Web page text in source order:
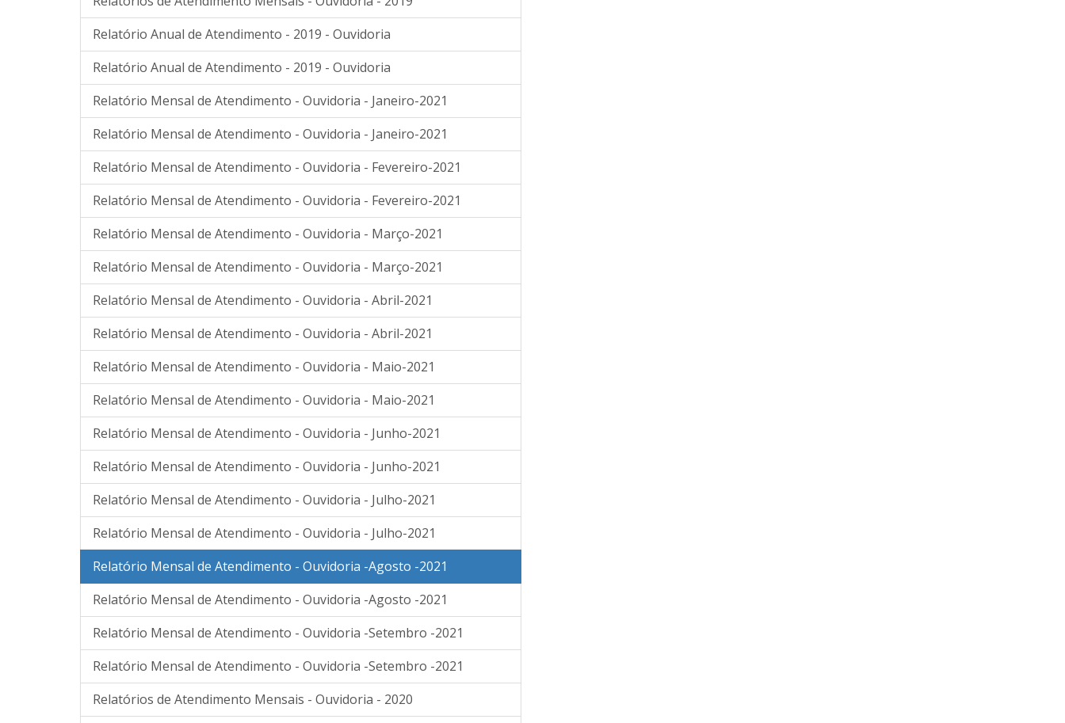
Relatório Anual de Atendimento - 2019 - Ouvidoria
Relatório Anual de Atendimento - 2019 - Ouvidoria
Relatório Mensal de Atendimento - Ouvidoria - Janeiro-2021
Relatório Mensal de Atendimento - Ouvidoria - Janeiro-2021
Relatório Mensal de Atendimento - Ouvidoria - Fevereiro-2021
Relatório Mensal de Atendimento - Ouvidoria - Fevereiro-2021
Relatório Mensal de Atendimento - Ouvidoria - Março-2021
Relatório Mensal de Atendimento - Ouvidoria - Março-2021
Relatório Mensal de Atendimento - Ouvidoria - Abril-2021
Relatório Mensal de Atendimento - Ouvidoria - Abril-2021
Relatório Mensal de Atendimento - Ouvidoria - Maio-2021
Relatório Mensal de Atendimento - Ouvidoria - Maio-2021
Relatório Mensal de Atendimento - Ouvidoria - Junho-2021
Relatório Mensal de Atendimento - Ouvidoria - Junho-2021
Relatório Mensal de Atendimento - Ouvidoria - Julho-2021
Relatório Mensal de Atendimento - Ouvidoria - Julho-2021
Relatório Mensal de Atendimento - Ouvidoria -Agosto -2021
Relatório Mensal de Atendimento - Ouvidoria -Agosto -2021
Relatório Mensal de Atendimento - Ouvidoria -Setembro -2021
Relatório Mensal de Atendimento - Ouvidoria -Setembro -2021
Relatórios de Atendimento Mensais - Ouvidoria - 2020